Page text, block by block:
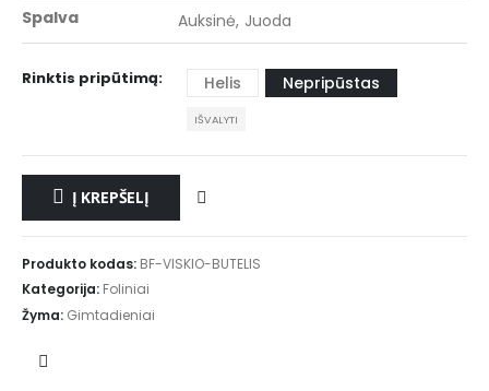
Spalva
Auksinė, Juoda
Rinktis pripūtimą Helis Nepripūstas
IŠVALYTI
Į KREPŠELĮ
Produkto kodas: BF-VISKIO-BUTELIS
Kategorija: Foliniai
Žyma: Gimtadieniai